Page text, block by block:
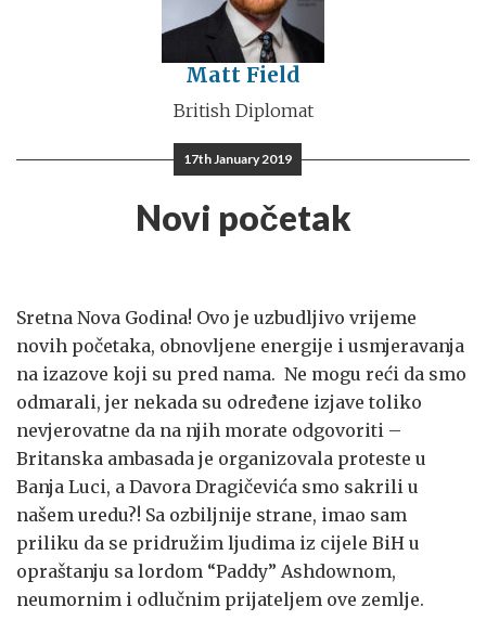
Matt Field
British Diplomat
17th January 2019
Novi početak
Sretna Nova Godina! Ovo je uzbudljivo vrijeme
novih početaka, obnovljene energije i usmjeravanja
na izazove koji su pred nama. Ne mogu reći da smo
odmarali, jer nekada su određene izjave toliko
nevjerovatne da na njih morate odgovoriti –
Britanska ambasada je organizovala proteste u
Banja Luci, a Davora Dragičevića smo sakrili u
našem uredu?! Sa ozbiljnije strane, imao sam
priliku da se pridružim ljudima iz cijele BiH u
opraštanju sa lordom “Paddy” Ashdownom,
neumornim i odlučnim prijateljem ove zemlje.